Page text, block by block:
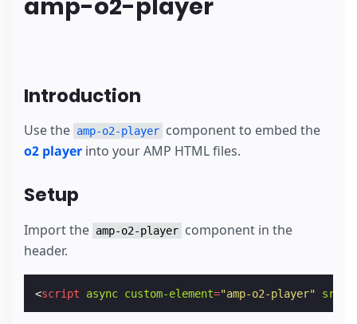
amp-o2-player
Introduction
Use the amp-o2-player component to embed the
o2 player into your AMP HTML files.
Setup
Import the amp-o2-player component in the
header.
<script async custom-element="amp-o2-player" src